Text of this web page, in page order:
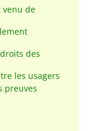
venu de
des
les usagers
preuves